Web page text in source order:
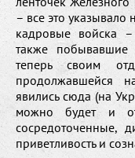
– все это указывало
кадровые войска
также побывавшие
теперь своим
продолжавшейся
явились сюда (на
можно будет и
сосредоточенные,
приветливость и